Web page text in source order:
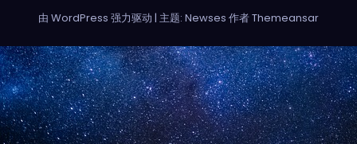
由 WordPress 强力驱动 | 主题: Newses 作者Themeansar